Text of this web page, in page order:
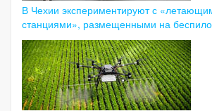
В Чехии экспериментируют с
станциями», размещенными на